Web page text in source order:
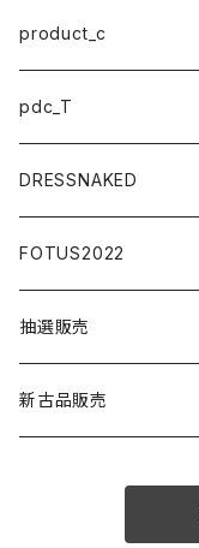
ステッカー
マスク
アクセサリー
ウェア
ミニカー
模型
product_c
小物アクセサリー
pdc_T
DRESSNAKED
ボディアクセサリー
アイウエア
小物アクセサリー
FOTUS2022
ステッカー
アクセサリー
抽選販売
模型
新古品販売